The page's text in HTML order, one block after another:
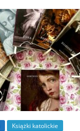
Książki katolickie